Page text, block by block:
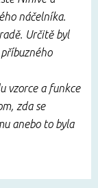
náčelníka.
Určitě byl
vzorce a funkce
zda se
anebo to byla